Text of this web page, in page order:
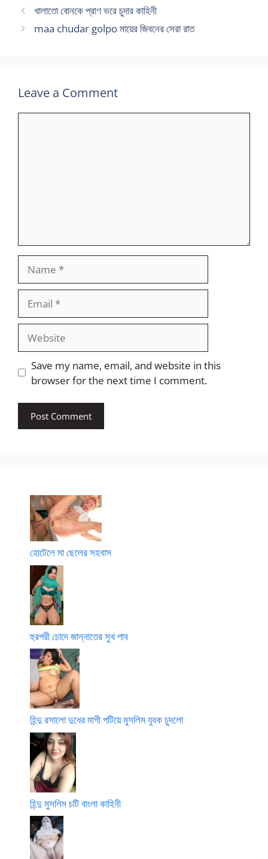
খালাতো বোনকে প্রাণ ভরে চুদার কাহিনী
maa chudar golpo মায়ের জিবনের সেরা রাত
Leave a Comment
Save my name, email, and website in this
browser for the next time I comment.
হোটেলে মা ছেলের সহবাস
হুরপরী চোদে জান্নাতের সুখ পাব
হিন্দু রসালো দুধের মাগী পটিয়ে মুসলিম যুবক চুদলো
হিন্দু মুসলিম চটি বাংলা কাহিনী